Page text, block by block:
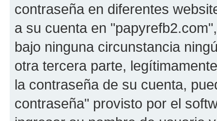
contraseña en diferentes
a su cuenta en
bajo ninguna circunstancia
otra tercera parte,
la contraseña de su cuenta,
contraseña" provisto por el